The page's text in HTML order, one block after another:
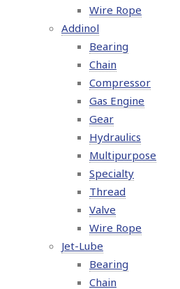
Wire Rope
Addinol
Bearing
Chain
Compressor
Gas Engine
Gear
Hydraulics
Multipurpose
Specialty
Thread
Valve
Wire Rope
Jet-Lube
Bearing
Chain